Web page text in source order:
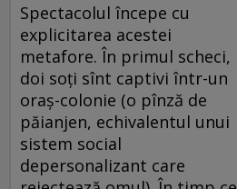
Spectacolul începe cu
explicitarea acestei
metafore. În primul scheci,
doi soţi sînt captivi într-un
oraş-colonie (o pînză de
păianjen, echivalentul unui
sistem social
depersonalizant care